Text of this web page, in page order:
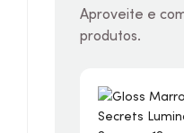
Aproveite e
produtos.